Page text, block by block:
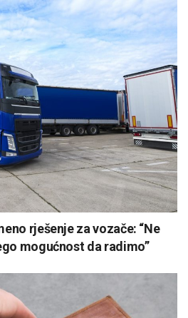
rješenje za vozače: “Ne
mogućnost da radimo”